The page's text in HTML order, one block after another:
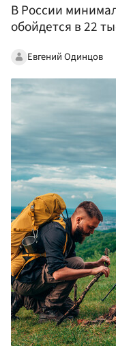
В России
обойдется в 22
Евгений Одинцов